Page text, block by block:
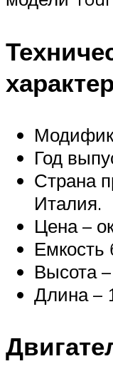
Год
Страна
Италия.
Цена –
Емкость
Высота
Длина –